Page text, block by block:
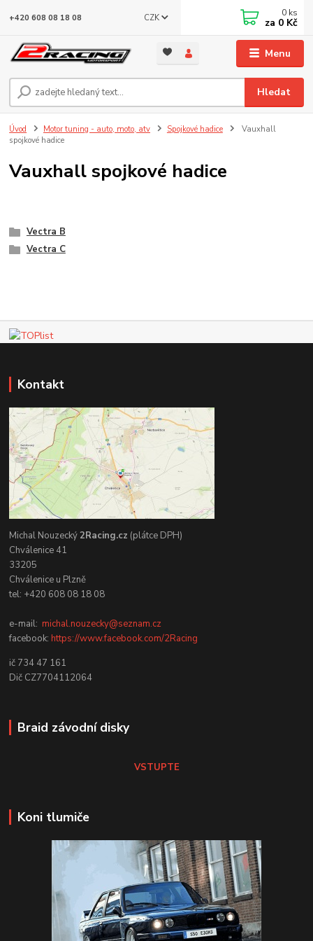
Menu
CZK
Hledat
+420 608 08 18 08 0 ks
za 0 Kč
Úvod Motor tuning - auto, moto, atv Spojkové hadice
Vauxhall
spojkové hadice
Vauxhall spojkové hadice
Vectra B
Vectra C
Kontakt
Michal Nouzecký2Racing.cz (plátce DPH)
Chválenice 41
33205
Chválenice u Plzně
tel: +420 608 08 18 08
e-mail:michal.nouzecky@seznam.cz
facebook:https://www.facebook.com/2Racing
ič 734 47 161
Dič CZ7704112064
Braid závodní disky
VSTUPTE
Koni tlumiče